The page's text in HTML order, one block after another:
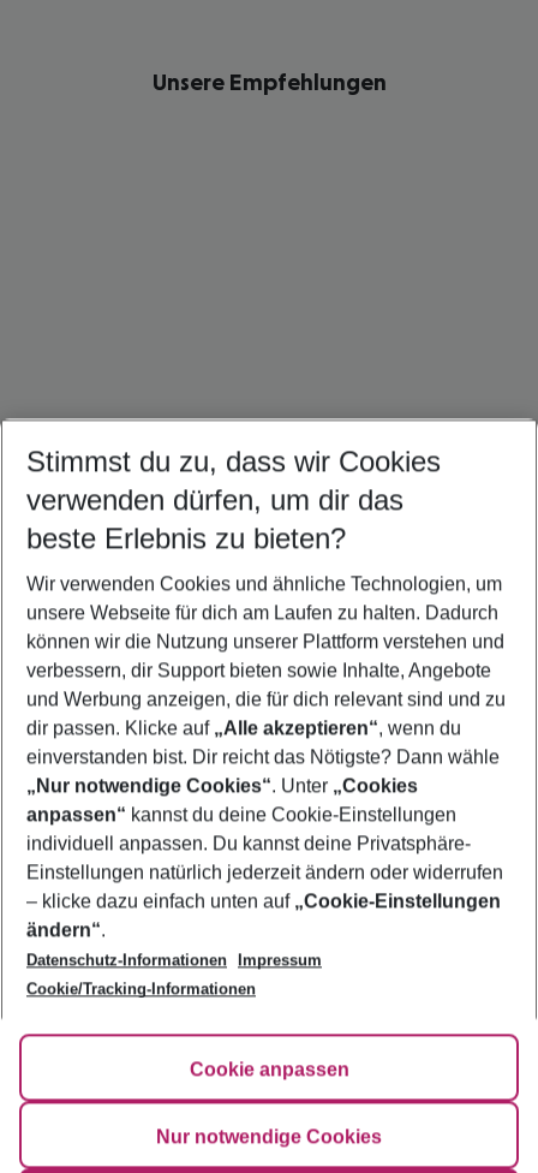
Unsere Empfehlungen
Quicklinks
Urlaub Thailand
Flug & Hotel Thailand
Footer
Footer navigation
Über uns
AGB
Bestpreisgarantie
Cookie-Einstellungen ändern
Cookie-Richtlinie
Impressum
Agenturbetreuung
Barrierefreies Reisen
HanseMerkur Reiseversicherung
Hilfe & Kontakt
Folge uns
Stimmst du zu, dass wir Cookies
verwenden dürfen, um dir das
beste Erlebnis zu bieten?
Wir verwenden Cookies und ähnliche Technologien, um
unsere Webseite für dich am Laufen zu halten. Dadurch
können wir die Nutzung unserer Plattform verstehen und
verbessern, dir Support bieten sowie Inhalte, Angebote
und Werbung anzeigen, die für dich relevant sind und zu
dir passen. Klicke auf „Alle akzeptieren“, wenn du
einverstanden bist. Dir reicht das Nötigste? Dann wähle
„Nur notwendige Cookies“. Unter „Cookies
anpassen“ kannst du deine Cookie-Einstellungen
individuell anpassen. Du kannst deine Privatsphäre-
Einstellungen natürlich jederzeit ändern oder widerrufen
– klicke dazu einfach unten auf „Cookie-Einstellungen
ändern“.
Datenschutz-Informationen
Impressum
Cookie/Tracking-Informationen
Cookie anpassen
Nur notwendige Cookies